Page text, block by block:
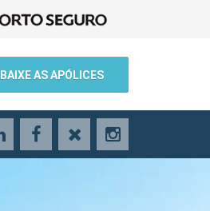
BAIXE AS APÓLICES
LinkedInFacebook
X Instagram